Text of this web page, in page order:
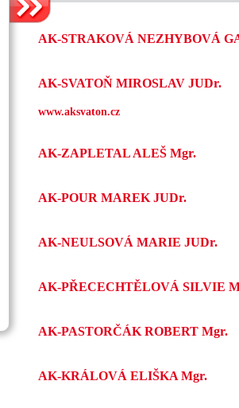
AK-STRAKOVÁ NEZHYBOVÁ
AK-SVATOŇ MIROSLAV JUDr.
www.aksvaton.cz
AK-ZAPLETAL ALEŠ Mgr.
AK-POUR MAREK JUDr.
AK-NEULSOVÁ MARIE JUDr.
AK-PŘECECHTĚLOVÁ SILVIE
AK-PASTORČÁK ROBERT Mgr.
AK-KRÁLOVÁ ELIŠKA Mgr.